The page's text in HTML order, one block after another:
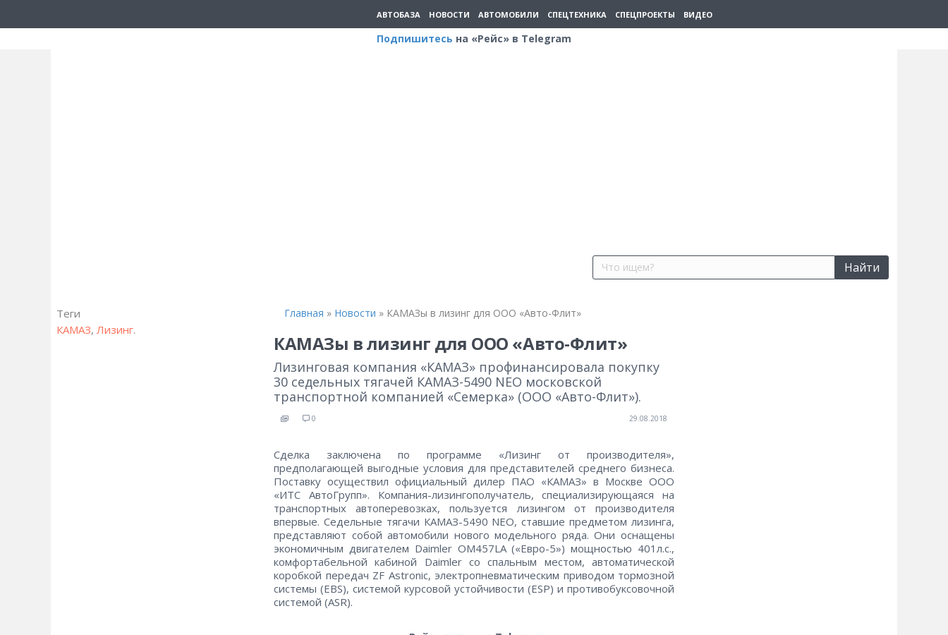
АВТОБАЗА НОВОСТИ АВТОМОБИЛИ СПЕЦТЕХНИКА СПЕЦПРОЕКТЫ ВИДЕО
Подпишитесь на «Рейс» в Telegram
Найти
Теги
КАМАЗ, Лизинг.
Главная » Новости » КАМАЗы в лизинг для ООО «Авто-Флит»
КАМАЗы в лизинг для ООО «Авто-Флит»
Лизинговая компания «КАМАЗ» профинансировала покупку
30 седельных тягачей КАМАЗ-5490 NEO московской
транспортной компанией «Семерка» (ООО «Авто-Флит»).
0 29.08.2018
Сделка заключена по программе «Лизинг от производителя»,
предполагающей выгодные условия для представителей среднего бизнеса.
Поставку осуществил официальный дилер ПАО «КАМАЗ» в Москве ООО
«ИТС АвтоГрупп». Компания-лизингополучатель, специализирующаяся на
транспортных автоперевозках, пользуется лизингом от производителя
впервые. Седельные тягачи КАМАЗ-5490 NEO, ставшие предметом лизинга,
представляют собой автомобили нового модельного ряда. Они оснащены
экономичным двигателем Daimler OM457LA («Евро-5») мощностью 401л.с.,
комфортабельной кабиной Daimler со спальным местом, автоматической
коробкой передач ZF Astronic, электропневматическим приводом тормозной
системы (EBS), системой курсовой устойчивости (ESP) и противобуксовочной
системой (ASR).